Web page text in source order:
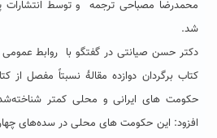
محمدرضا مصباحی ترجمه و توسط انتشارات
شد.
دکتر حسن صیانتی در گفتگو با روابط عمومی
کتاب برگردان دوازده مقالۀ نسبتاً مفصل از
حکومت های ایرانی و محلی کمتر
افزود: این حکومت های محلی در سده‌های